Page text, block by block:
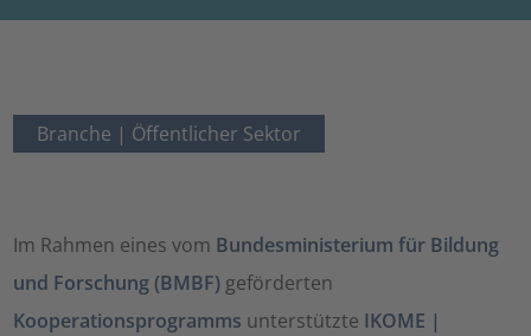
Branche | Öffentlicher Sektor
Im Rahmen eines vom Bundesministerium für Bildung
und Forschung (BMBF) geförderten
Kooperationsprogramms unterstützte IKOME |